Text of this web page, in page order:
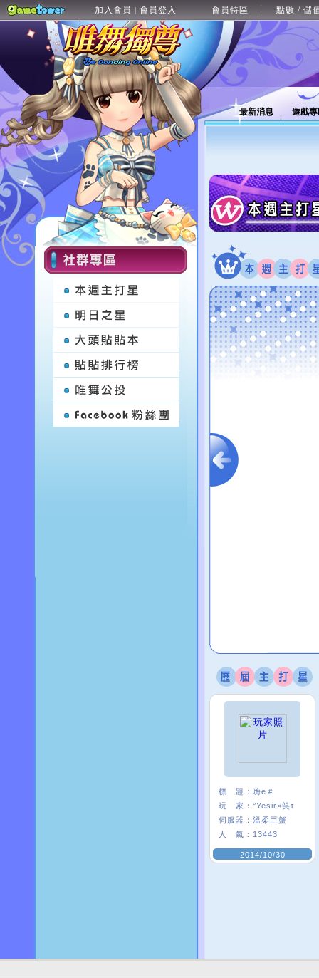
加入會員 | 會員登入 會員特區 點數 / 儲
最新消息 遊戲
標 題： 嗨e＃
玩 家： °Yesir×笑τ
伺服器： 溫柔巨蟹
人 氣： 13443
2014/10/30